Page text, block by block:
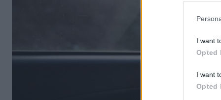
I want
Opted
I want
Opted